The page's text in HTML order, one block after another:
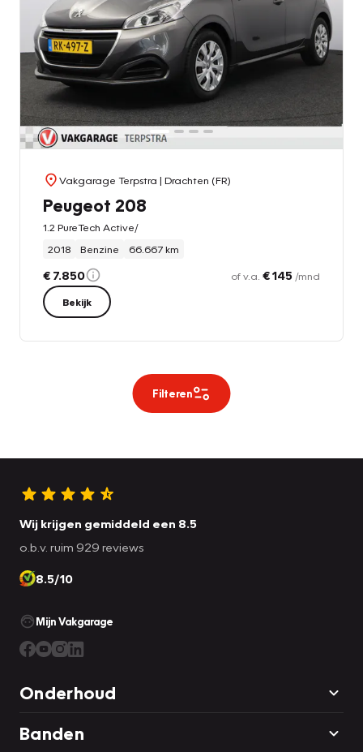
Vakgarage Terpstra | Drachten (FR)
Peugeot 208
1.2 PureTech Active/
2018
Benzine 66.667 km
€ 7.850 of v.a. € 145 /mnd
Bekijk
Filteren
Wij krijgen gemiddeld een 8.5
o.b.v. ruim 929 reviews
8.5/10
Mijn Vakgarage
Onderhoud
Banden